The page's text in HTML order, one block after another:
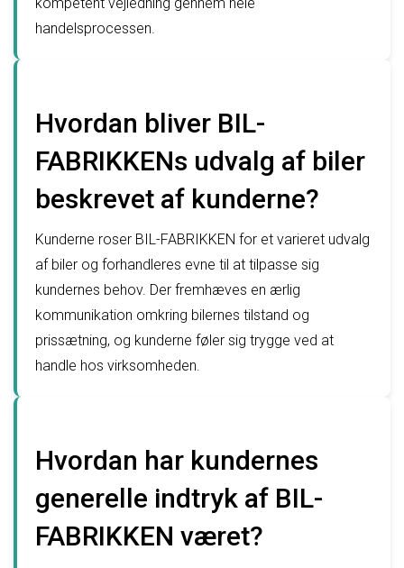
handelsprocessen.
Hvordan bliver BIL-
FABRIKKENs udvalg af biler
beskrevet af kunderne?
Kunderne roser BIL-FABRIKKEN for et varieret udvalg
af biler og forhandleres evne til at tilpasse sig
kundernes behov. Der fremhæves en ærlig
kommunikation omkring bilernes tilstand og
prissætning, og kunderne føler sig trygge ved at
handle hos virksomheden.
Hvordan har kundernes
generelle indtryk af BIL-
FABRIKKEN været?